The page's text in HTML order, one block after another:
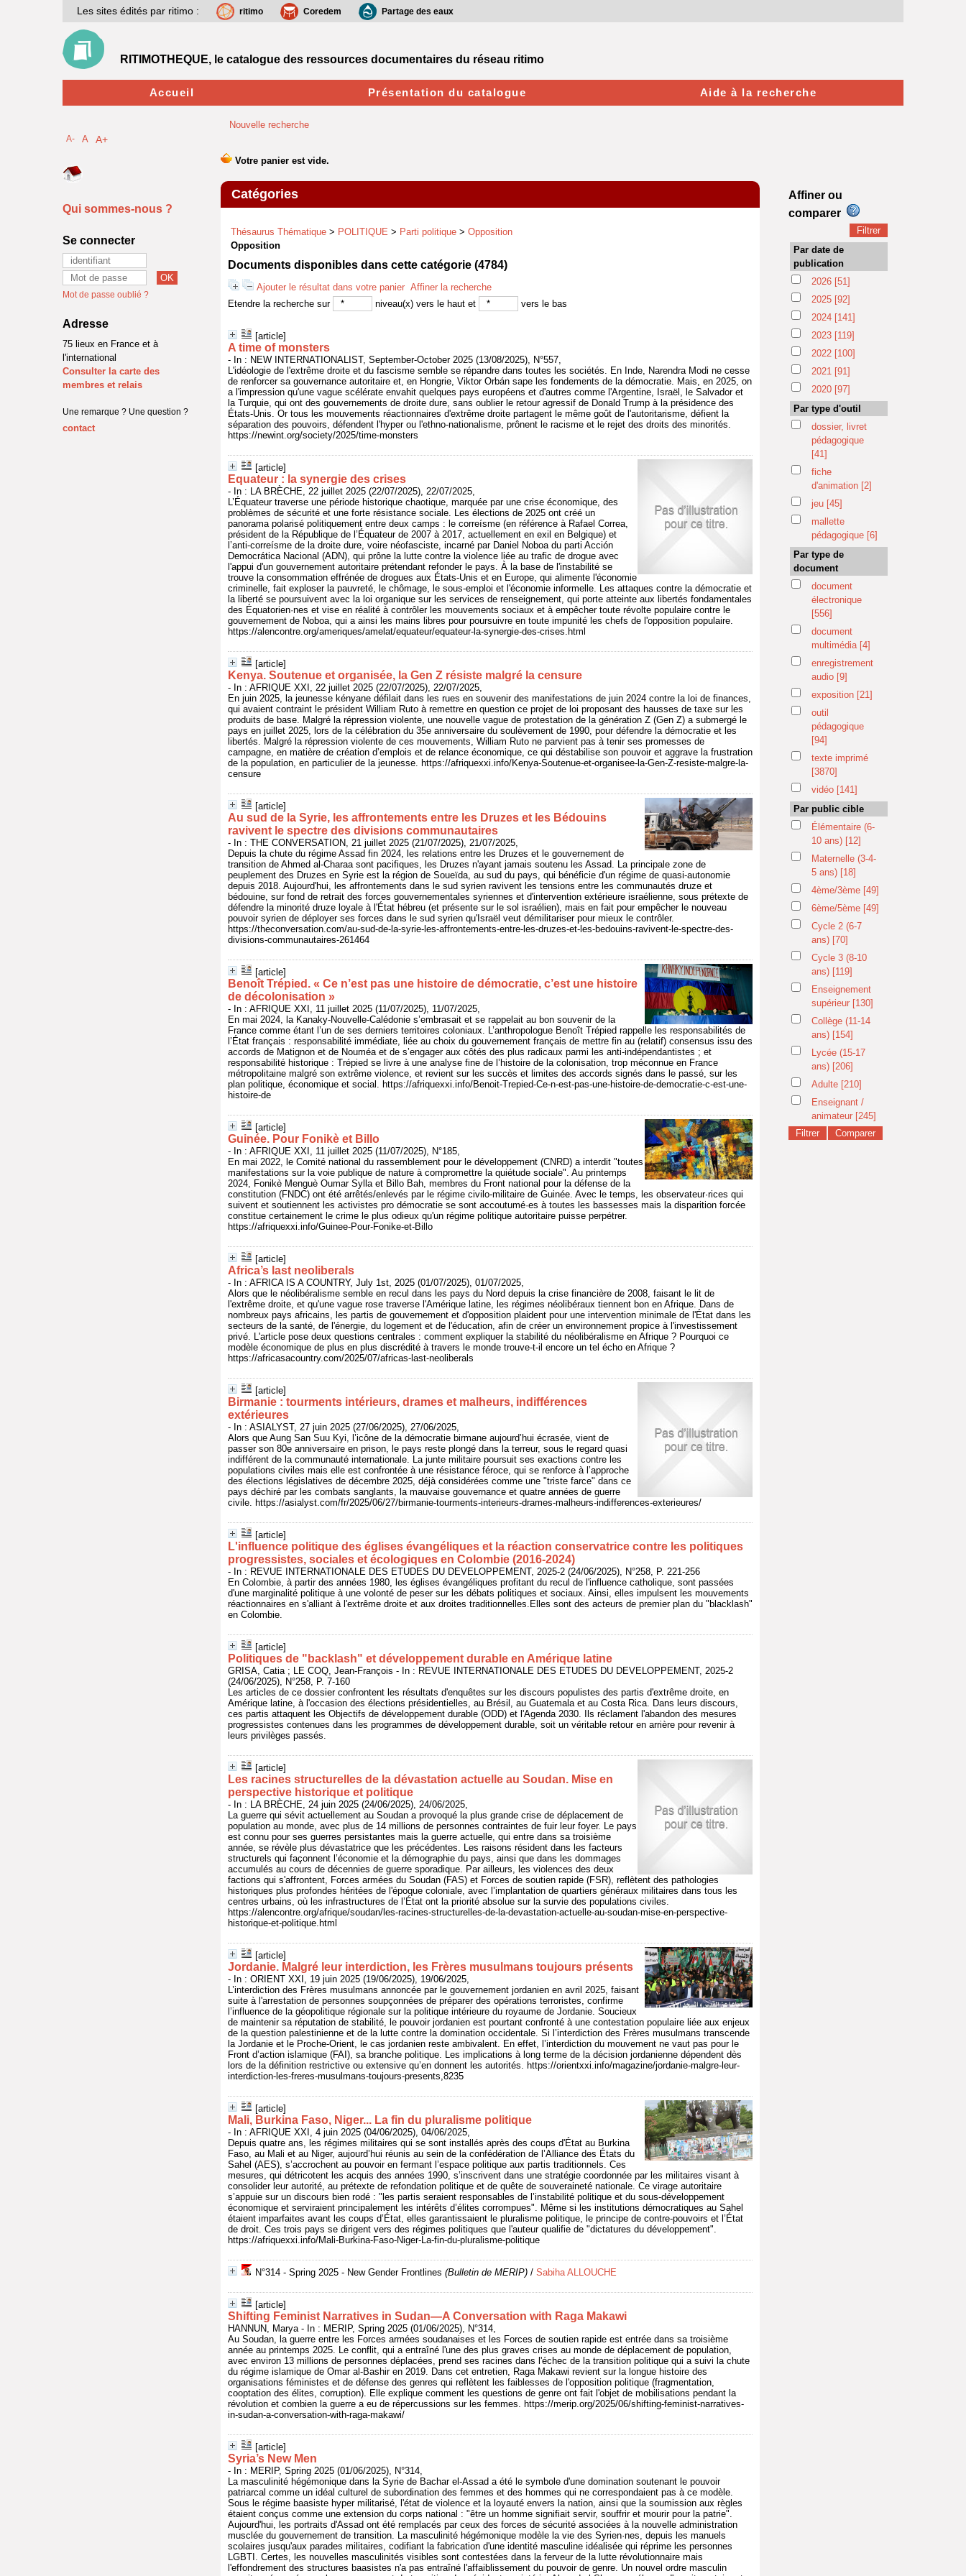
Nouvelle recherche
Catégories
Thésaurus Thématique > POLITIQUE > Parti politique > Opposition
Opposition
Documents disponibles dans cette catégorie (4784)
Ajouter le résultat dans votre panier Affiner la recherche
Etendre la recherche sur
niveau(x) vers le haut et vers le bas
[article]
A time of monsters
- In : NEW INTERNATIONALIST, September-October 2025 (13/08/2025), N°557,
L'idéologie de l'extrême droite et du fascisme semble se répandre dans toutes les sociétés. En Inde, Narendra Modi ne cesse
de renforcer sa gouvernance autoritaire et, en Hongrie, Viktor Orbán sape les fondements de la démocratie. Mais, en 2025, on
a l'impression qu'une vague scélérate envahit quelques pays européens et d'autres comme l'Argentine, Israël, le Salvador et
la Turquie, qui ont des gouvernements de droite dure, sans oublier le retour agressif de Donald Trump à la présidence des
États-Unis. Or tous les mouvements réactionnaires d'extrême droite partagent le même goût de l'autoritarisme, défient la
séparation des pouvoirs, défendent l'hyper ou l'ethno-nationalisme, prônent le racisme et le rejet des droits des minorités.
https://newint.org/society/2025/time-monsters
[article]
Equateur : la synergie des crises
- In : LA BRÈCHE, 22 juillet 2025 (22/07/2025), 22/07/2025,
L’Équateur traverse une période historique chaotique, marquée par une crise économique, des
problèmes de sécurité et une forte résistance sociale. Les élections de 2025 ont créé un
panorama polarisé politiquement entre deux camps : le correísme (en référence à Rafael Correa,
président de la République de l’Équateur de 2007 à 2017, actuellement en exil en Belgique) et
l’anti-correísme de la droite dure, voire néofasciste, incarné par Daniel Noboa du parti Acción
Democrática Nacional (ADN), qui prône la lutte contre la violence liée au trafic de drogue avec
l'appui d'un gouvernement autoritaire prétendant refonder le pays. À la base de l'instabilité se
trouve la consommation effrénée de drogues aux États-Unis et en Europe, qui alimente l'économie
criminelle, fait exploser la pauvreté, le chômage, le sous-emploi et l'économie informelle. Les attaques contre la démocratie et
la liberté se poursuivent avec la loi organique sur les services de renseignement, qui porte atteinte aux libertés fondamentales
des Équatorien·nes et vise en réalité à contrôler les mouvements sociaux et à empêcher toute révolte populaire contre le
gouvernement de Noboa, qui a ainsi les mains libres pour poursuivre en toute impunité les chefs de l'opposition populaire.
https://alencontre.org/ameriques/amelat/equateur/equateur-la-synergie-des-crises.html
[article]
Kenya. Soutenue et organisée, la Gen Z résiste malgré la censure
- In : AFRIQUE XXI, 22 juillet 2025 (22/07/2025), 22/07/2025,
En juin 2025, la jeunesse kényane défilait dans les rues en souvenir des manifestations de juin 2024 contre la loi de finances,
qui avaient contraint le président William Ruto à remettre en question ce projet de loi proposant des hausses de taxe sur les
produits de base. Malgré la répression violente, une nouvelle vague de protestation de la génération Z (Gen Z) a submergé le
pays en juillet 2025, lors de la célébration du 35e anniversaire du soulèvement de 1990, pour défendre la démocratie et les
libertés. Malgré la répression violente de ces mouvements, William Ruto ne parvient pas à tenir ses promesses de
campagne, en matière de création d’emplois et de relance économique, ce qui déstabilise son pouvoir et aggrave la frustration
de la population, en particulier de la jeunesse. https://afriquexxi.info/Kenya-Soutenue-et-organisee-la-Gen-Z-resiste-malgre-la-
censure
[article]
Au sud de la Syrie, les affrontements entre les Druzes et les Bédouins
ravivent le spectre des divisions communautaires
- In : THE CONVERSATION, 21 juillet 2025 (21/07/2025), 21/07/2025,
Depuis la chute du régime Assad fin 2024, les relations entre les Druzes et le gouvernement de
transition de Ahmed al-Charaa sont pacifiques, les Druzes n'ayant jamais soutenu les Assad. La principale zone de
peuplement des Druzes en Syrie est la région de Soueïda, au sud du pays, qui bénéficie d'un régime de quasi-autonomie
depuis 2018. Aujourd'hui, les affrontements dans le sud syrien ravivent les tensions entre les communautés druze et
bédouine, sur fond de retrait des forces gouvernementales syriennes et d'intervention extérieure israélienne, sous prétexte de
défendre la minorité druze loyale à l'État hébreu (et présente sur le sol israélien), mais en fait pour empêcher le nouveau
pouvoir syrien de déployer ses forces dans le sud syrien qu'Israël veut démilitariser pour mieux le contrôler.
https://theconversation.com/au-sud-de-la-syrie-les-affrontements-entre-les-druzes-et-les-bedouins-ravivent-le-spectre-des-
divisions-communautaires-261464
[article]
Benoît Trépied. « Ce n’est pas une histoire de démocratie, c’est une histoire
de décolonisation »
- In : AFRIQUE XXI, 11 juillet 2025 (11/07/2025), 11/07/2025,
En mai 2024, la Kanaky-Nouvelle-Calédonie s’embrasait et se rappelait au bon souvenir de la
France comme étant l’un de ses derniers territoires coloniaux. L’anthropologue Benoît Trépied rappelle les responsabilités de
l’État français : responsabilité immédiate, liée au choix du gouvernement français de mettre fin au (relatif) consensus issu des
accords de Matignon et de Nouméa et de s’engager aux côtés des plus radicaux parmi les anti-indépendantistes ; et
responsabilité historique : Trépied se livre à une analyse fine de l’histoire de la colonisation, trop méconnue en France
métropolitaine malgré son extrême violence, et revient sur les succès et limites des accords signés dans le passé, sur les
plan politique, économique et social. https://afriquexxi.info/Benoit-Trepied-Ce-n-est-pas-une-histoire-de-democratie-c-est-une-
histoire-de
[article]
Guinée. Pour Fonikè et Billo
- In : AFRIQUE XXI, 11 juillet 2025 (11/07/2025), N°185,
En mai 2022, le Comité national du rassemblement pour le développement (CNRD) a interdit "toutes
manifestations sur la voie publique de nature à compromettre la quiétude sociale". Au printemps
2024, Fonikè Menguè Oumar Sylla et Billo Bah, membres du Front national pour la défense de la
constitution (FNDC) ont été arrêtés/enlevés par le régime civilo-militaire de Guinée. Avec le temps, les observateur·rices qui
suivent et soutiennent les activistes pro démocratie se sont accoutumé·es à toutes les bassesses mais la disparition forcée
constitue certainement le crime le plus odieux qu'un régime politique autoritaire puisse perpétrer.
https://afriquexxi.info/Guinee-Pour-Fonike-et-Billo
[article]
Africa’s last neoliberals
- In : AFRICA IS A COUNTRY, July 1st, 2025 (01/07/2025), 01/07/2025,
Alors que le néolibéralisme semble en recul dans les pays du Nord depuis la crise financière de 2008, faisant le lit de
l'extrême droite, et qu'une vague rose traverse l'Amérique latine, les régimes néolibéraux tiennent bon en Afrique. Dans de
nombreux pays africains, les partis de gouvernement et d'opposition plaident pour une intervention minimale de l'État dans les
secteurs de la santé, de l'énergie, du logement et de l'éducation, afin de créer un environnement propice à l'investissement
privé. L'article pose deux questions centrales : comment expliquer la stabilité du néolibéralisme en Afrique ? Pourquoi ce
modèle économique de plus en plus discrédité à travers le monde trouve-t-il encore un tel écho en Afrique ?
https://africasacountry.com/2025/07/africas-last-neoliberals
[article]
Birmanie : tourments intérieurs, drames et malheurs, indifférences
extérieures
- In : ASIALYST, 27 juin 2025 (27/06/2025), 27/06/2025,
Alors que Aung San Suu Kyi, l’icône de la démocratie birmane aujourd’hui écrasée, vient de
passer son 80e anniversaire en prison, le pays reste plongé dans la terreur, sous le regard quasi
indifférent de la communauté internationale. La junte militaire poursuit ses exactions contre les
populations civiles mais elle est confrontée à une résistance féroce, qui se renforce à l’approche
des élections législatives de décembre 2025, déjà considérées comme une "triste farce" dans ce
pays déchiré par les combats sanglants, la mauvaise gouvernance et quatre années de guerre
civile. https://asialyst.com/fr/2025/06/27/birmanie-tourments-interieurs-drames-malheurs-indifferences-exterieures/
[article]
L'influence politique des églises évangéliques et la réaction conservatrice contre les politiques
progressistes, sociales et écologiques en Colombie (2016-2024)
- In : REVUE INTERNATIONALE DES ETUDES DU DEVELOPPEMENT, 2025-2 (24/06/2025), N°258, P. 221-256
En Colombie, à partir des années 1980, les églises évangéliques profitant du recul de l'influence catholique, sont passées
d'une marginalité politique à une volonté de peser sur les débats politiques et sociaux. Ainsi, elles impulsent les mouvements
réactionnaires en s'alliant à l'extrême droite et aux droites traditionnelles.Elles sont des acteurs de premier plan du "blacklash"
en Colombie.
[article]
Politiques de "backlash" et développement durable en Amérique latine
GRISA, Catia ; LE COQ, Jean-François - In : REVUE INTERNATIONALE DES ETUDES DU DEVELOPPEMENT, 2025-2
(24/06/2025), N°258, P. 7-160
Les articles de ce dossier confrontent les résultats d'enquêtes sur les discours populistes des partis d'extrême droite, en
Amérique latine, à l'occasion des élections présidentielles, au Brésil, au Guatemala et au Costa Rica. Dans leurs discours,
ces partis attaquent les Objectifs de développement durable (ODD) et l'Agenda 2030. Ils réclament l'abandon des mesures
progressistes contenues dans les programmes de développement durable, soit un véritable retour en arrière pour revenir à
leurs privilèges passés.
[article]
Les racines structurelles de la dévastation actuelle au Soudan. Mise en
perspective historique et politique
- In : LA BRÈCHE, 24 juin 2025 (24/06/2025), 24/06/2025,
La guerre qui sévit actuellement au Soudan a provoqué la plus grande crise de déplacement de
population au monde, avec plus de 14 millions de personnes contraintes de fuir leur foyer. Le pays
est connu pour ses guerres persistantes mais la guerre actuelle, qui entre dans sa troisième
année, se révèle plus dévastatrice que les précédentes. Les raisons résident dans les facteurs
structurels qui façonnent l’économie et la démographie du pays, ainsi que dans les dommages
accumulés au cours de décennies de guerre sporadique. Par ailleurs, les violences des deux
factions qui s'affrontent, Forces armées du Soudan (FAS) et Forces de soutien rapide (FSR), reflètent des pathologies
historiques plus profondes héritées de l'époque coloniale, avec l’implantation de quartiers généraux militaires dans tous les
centres urbains, où les infrastructures de l’État ont la priorité absolue sur la survie des populations civiles.
https://alencontre.org/afrique/soudan/les-racines-structurelles-de-la-devastation-actuelle-au-soudan-mise-en-perspective-
historique-et-politique.html
[article]
Jordanie. Malgré leur interdiction, les Frères musulmans toujours présents
- In : ORIENT XXI, 19 juin 2025 (19/06/2025), 19/06/2025,
L’interdiction des Frères musulmans annoncée par le gouvernement jordanien en avril 2025, faisant
suite à l'arrestation de personnes soupçonnées de préparer des opérations terroristes, confirme
l’influence de la géopolitique régionale sur la politique intérieure du royaume de Jordanie. Soucieux
de maintenir sa réputation de stabilité, le pouvoir jordanien est pourtant confronté à une contestation populaire liée aux enjeux
de la question palestinienne et de la lutte contre la domination occidentale. Si l’interdiction des Frères musulmans transcende
la Jordanie et le Proche-Orient, le cas jordanien reste ambivalent. En effet, l’interdiction du mouvement ne vaut pas pour le
Front d’action islamique (FAI), sa branche politique. Les implications à long terme de la décision jordanienne dépendent dès
lors de la définition restrictive ou extensive qu’en donnent les autorités. https://orientxxi.info/magazine/jordanie-malgre-leur-
interdiction-les-freres-musulmans-toujours-presents,8235
[article]
Mali, Burkina Faso, Niger... La fin du pluralisme politique
- In : AFRIQUE XXI, 4 juin 2025 (04/06/2025), 04/06/2025,
Depuis quatre ans, les régimes militaires qui se sont installés après des coups d'État au Burkina
Faso, au Mali et au Niger, aujourd’hui réunis au sein de la confédération de l’Alliance des États du
Sahel (AES), s’accrochent au pouvoir en fermant l’espace politique aux partis traditionnels. Ces
mesures, qui détricotent les acquis des années 1990, s’inscrivent dans une stratégie coordonnée par les militaires visant à
consolider leur autorité, au prétexte de refondation politique et de quête de souveraineté nationale. Ce virage autoritaire
s’appuie sur un discours bien rodé : "les partis seraient responsables de l’instabilité politique et du sous-développement
économique et serviraient principalement les intérêts d’élites corrompues". Même si les institutions démocratiques au Sahel
étaient imparfaites avant les coups d’État, elles garantissaient le pluralisme politique, le principe de contre-pouvoirs et l’État
de droit. Ces trois pays se dirigent vers des régimes politiques que l'auteur qualifie de "dictatures du développement".
https://afriquexxi.info/Mali-Burkina-Faso-Niger-La-fin-du-pluralisme-politique
N°314 - Spring 2025 - New Gender Frontlines (Bulletin de MERIP) / Sabiha ALLOUCHE
[article]
Shifting Feminist Narratives in Sudan—A Conversation with Raga Makawi
HANNUN, Marya - In : MERIP, Spring 2025 (01/06/2025), N°314,
Au Soudan, la guerre entre les Forces armées soudanaises et les Forces de soutien rapide est entrée dans sa troisième
année au printemps 2025. Le conflit, qui a entraîné l'une des plus graves crises au monde de déplacement de population,
avec environ 13 millions de personnes déplacées, prend ses racines dans l'échec de la transition politique qui a suivi la chute
du régime islamique de Omar al-Bashir en 2019. Dans cet entretien, Raga Makawi revient sur la longue histoire des
organisations féministes et de défense des genres qui reflètent les faiblesses de l'opposition politique (fragmentation,
cooptation des élites, corruption). Elle explique comment les questions de genre ont fait l'objet de mobilisations pendant la
révolution et combien la guerre a eu de répercussions sur les femmes. https://merip.org/2025/06/shifting-feminist-narratives-
in-sudan-a-conversation-with-raga-makawi/
[article]
Syria’s New Men
- In : MERIP, Spring 2025 (01/06/2025), N°314,
La masculinité hégémonique dans la Syrie de Bachar el-Assad a été le symbole d'une domination soutenant le pouvoir
patriarcal comme un idéal culturel de subordination des femmes et des hommes qui ne correspondaient pas à ce modèle.
Sous le régime baasiste hyper militarisé, l'état de violence et la loyauté envers la nation, ainsi que la soumission aux règles
étaient conçus comme une extension du corps national : "être un homme signifiait servir, souffrir et mourir pour la patrie".
Aujourd'hui, les portraits d'Assad ont été remplacés par ceux des forces de sécurité associées à la nouvelle administration
musclée du gouvernement de transition. La masculinité hégémonique modèle la vie des Syrien·nes, depuis les manuels
scolaires jusqu'aux parades militaires, codifiant la fabrication d'une identité masculine idéalisée qui réprime les personnes
LGBTI. Certes, les nouvelles masculinités visibles sont contestées dans la ferveur de la lutte révolutionnaire mais
l'effondrement des structures baasistes n'a pas entraîné l'affaiblissement du pouvoir de genre. Un nouvel ordre masculin
Les sites édités par ritimo : ritimo Coredem Partage des eaux
RITIMOTHEQUE, le catalogue des ressources documentaires du réseau ritimo
Accueil Présentation du catalogue Aide à la recherche
A- A A+
Qui sommes-nous ?
Se connecter
Mot de passe oublié ?
Adresse
75 lieux en France et à
l'international
Consulter la carte des
membres et relais
Une remarque ? Une question ?
contact
Affiner ou
comparer
Par date de
publication
2026 [51]
2025 [92]
2024 [141]
2023 [119]
2022 [100]
2021 [91]
2020 [97]
Par type d'outil
dossier, livret
pédagogique
[41]
fiche
d'animation [2]
jeu [45]
mallette
pédagogique [6]
Par type de
document
document
électronique
[556]
document
multimédia [4]
enregistrement
audio [9]
exposition [21]
outil
pédagogique
[94]
texte imprimé
[3870]
vidéo [141]
Par public cible
Élémentaire (6-
10 ans) [12]
Maternelle (3-4-
5 ans) [18]
4ème/3ème [49]
6ème/5ème [49]
Cycle 2 (6-7
ans) [70]
Cycle 3 (8-10
ans) [119]
Enseignement
supérieur [130]
Collège (11-14
ans) [154]
Lycée (15-17
ans) [206]
Adulte [210]
Enseignant /
animateur [245]